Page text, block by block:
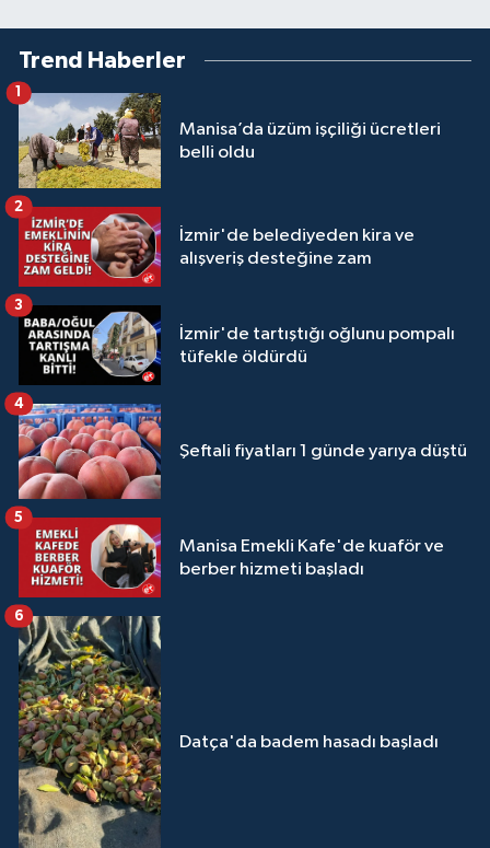
Trend Haberler
Manisa’da üzüm işçiliği ücretleri
belli oldu
İzmir'de belediyeden kira ve
alışveriş desteğine zam
2
İzmir'de tartıştığı oğlunu pompalı
tüfekle öldürdü
3
Şeftali fiyatları 1 günde yarıya düştü
4
Manisa Emekli Kafe'de kuaför ve
berber hizmeti başladı
5
Datça'da badem hasadı başladı
6